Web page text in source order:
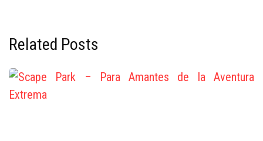
Related Posts